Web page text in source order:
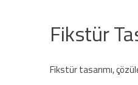
Fikstür
Fikstür tasarımı,